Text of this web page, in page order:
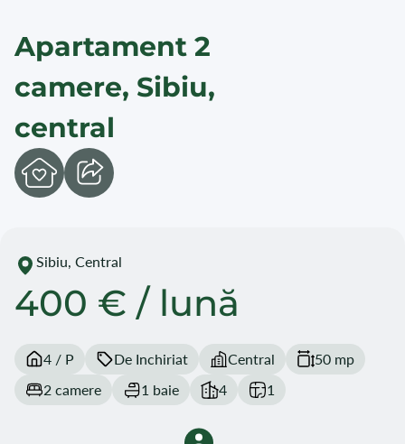
Apartament 2
camere, Sibiu,
central
Sibiu, Central
400 € / lună
4 / P De Inchiriat Central
50 mp
2 camere
1 baie 4 1